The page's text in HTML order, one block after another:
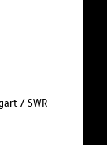
/ SWR